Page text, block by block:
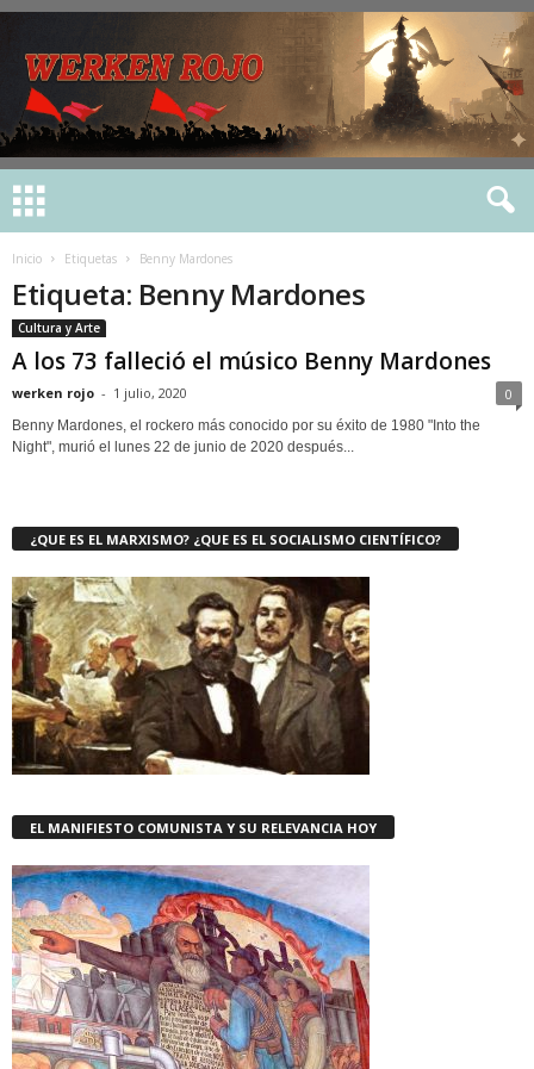
Inicio Etiquetas Benny Mardones
Etiqueta: Benny Mardones
Cultura y Arte
A los 73 falleció el músico Benny Mardones
werken rojo - 1 julio, 2020 0
Benny Mardones, el rockero más conocido por su éxito de 1980 "Into the
Night", murió el lunes 22 de junio de 2020 después...
¿QUE ES EL MARXISMO? ¿QUE ES EL SOCIALISMO CIENTÍFICO?
EL MANIFIESTO COMUNISTA Y SU RELEVANCIA HOY